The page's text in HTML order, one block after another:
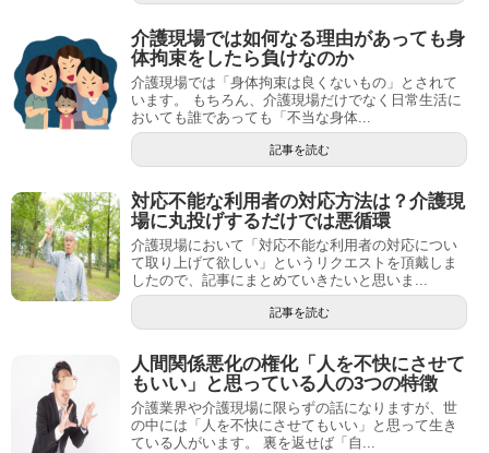
介護現場では如何なる理由があっても身
体拘束をしたら負けなのか
介護現場では「身体拘束は良くないもの」とされて
います。 もちろん、介護現場だけでなく日常生活に
おいても誰であっても「不当な身体...
記事を読む
対応不能な利用者の対応方法は？介護現
場に丸投げするだけでは悪循環
介護現場において「対応不能な利用者の対応につい
て取り上げて欲しい」というリクエストを頂戴しま
したので、記事にまとめていきたいと思いま...
記事を読む
人間関係悪化の権化「人を不快にさせて
もいい」と思っている人の3つの特徴
介護業界や介護現場に限らずの話になりますが、世
の中には「人を不快にさせてもいい」と思って生き
ている人がいます。 裏を返せば「自...